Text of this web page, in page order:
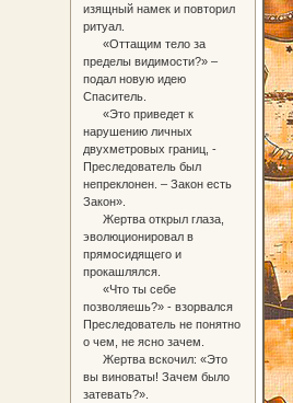
изящный намек и повторил
ритуал.
«Оттащим тело за
пределы видимости?» –
подал новую идею
Спаситель.
«Это приведет к
нарушению личных
двухметровых границ, -
Преследователь был
непреклонен. – Закон есть
Закон».
Жертва открыл глаза,
эволюционировал в
прямосидящего и
прокашлялся.
«Что ты себе
позволяешь?» - взорвался
Преследователь не понятно
о чем, не ясно зачем.
Жертва вскочил: «Это
вы виноваты! Зачем было
затевать?».